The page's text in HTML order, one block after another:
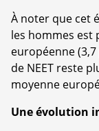
À noter que cet
les hommes est
européenne
de NEET reste
moyenne
Une évolution